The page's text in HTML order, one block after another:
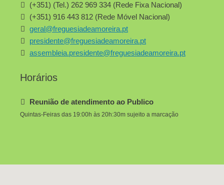
(+351) (Tel.) 262 969 334 (Rede Fixa Nacional)
(+351) 916 443 812 (Rede Móvel Nacional)
geral@freguesiadeamoreira.pt
presidente@freguesiadeamoreira.pt
assembleia.presidente@freguesiadeamoreira.pt
Horários
Reunião de atendimento ao Publico
Quintas-Feiras das 19:00h às 20h:30m sujeito a marcação